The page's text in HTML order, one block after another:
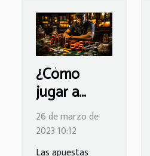
¿Cómo
jugar a
apuestas
deportivas
en sitios no
26 de marzo de
2023 10:12
Las apuestas